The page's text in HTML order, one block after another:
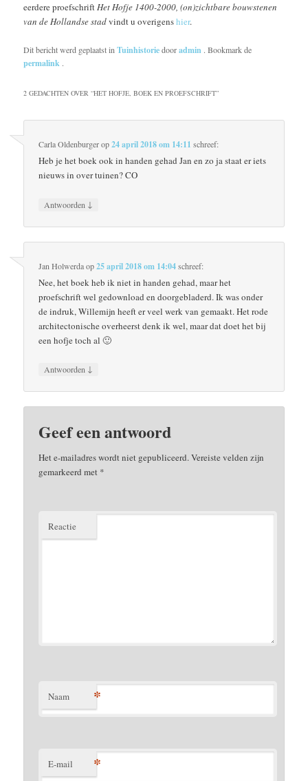
eerdere proefschriftHet Hofje 1400-2000, (on)zichtbare bouwstenen
van de Hollandse stadvindt u overigenshier.
Dit bericht werd geplaatst inTuinhistoriedooradmin . Bookmark de
permalink .
2 GEDACHTEN OVER “HET HOFJE, BOEK EN PROEFSCHRIFT”
Carla Oldenburgerop24 april 2018 om 14:11 schreef:
Heb je het boek ook in handen gehad Jan en zo ja staat er iets
nieuws in over tuinen? CO
Antwoorden ↓
Jan Holwerdaop25 april 2018 om 14:04schreef:
Nee, het boek heb ik niet in handen gehad, maar het
proefschrift wel gedownload en doorgebladerd. Ik was onder
de indruk, Willemijn heeft er veel werk van gemaakt. Het rode
architectonische overheerst denk ik wel, maar dat doet het bij
een hofje toch al 🙂
Antwoorden ↓
Geef een antwoord
Het e-mailadres wordt niet gepubliceerd.Vereiste velden zijn
gemarkeerd met *
Reactie
Naam *
E-mail *